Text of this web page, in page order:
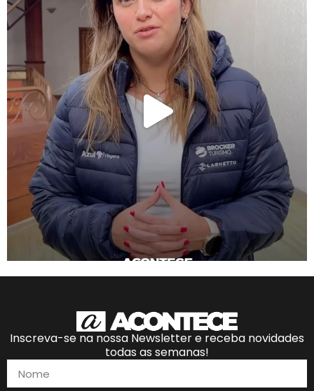
Inscreva-se na nossa Newsletter e receba novidades
todas as semanas!